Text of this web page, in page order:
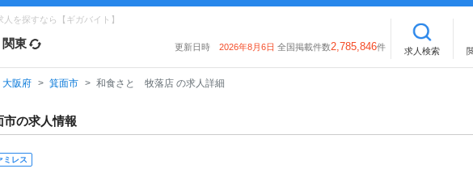
を探すなら【ギガバイト】
関東 更新日時 2026年8月6日 全国掲載件数2,785,846件 求人検索
大阪府 箕面市 和食さと 牧落店 の求人詳細
の求人情報
ミレス